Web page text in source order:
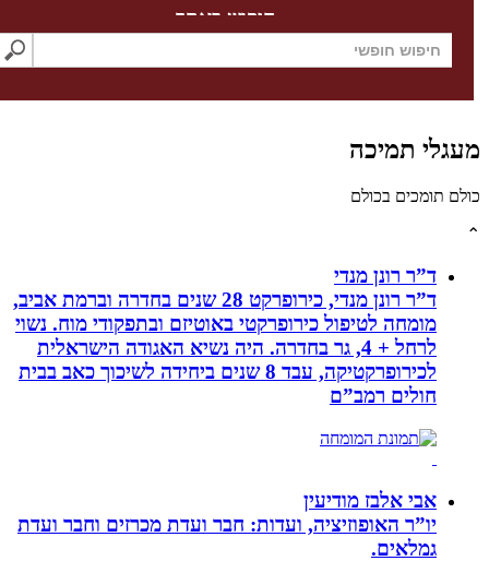
חיפוש באתר
תמיכה
תומכים בכולם
ד”ר רונן מנדי
ד”ר רונן מנדי, כירופרקט 28 שנים בחדרה וברמת אביב,
מומחה לטיפול כירופרקטי באוטיזם ובתפקודי מוח. נשוי
לרחל + 4, גר בחדרה. היה נשיא האגודה הישראלית
לכירופרקטיקה, עבד 8 שנים ביחידה לשיכוך כאב בבית
חולים רמב”ם
אבי אלבז מודיעין
יו”ר האופוזיציה, ועדות: חבר ועדת מכרזים וחבר ועדת
גמלאים.